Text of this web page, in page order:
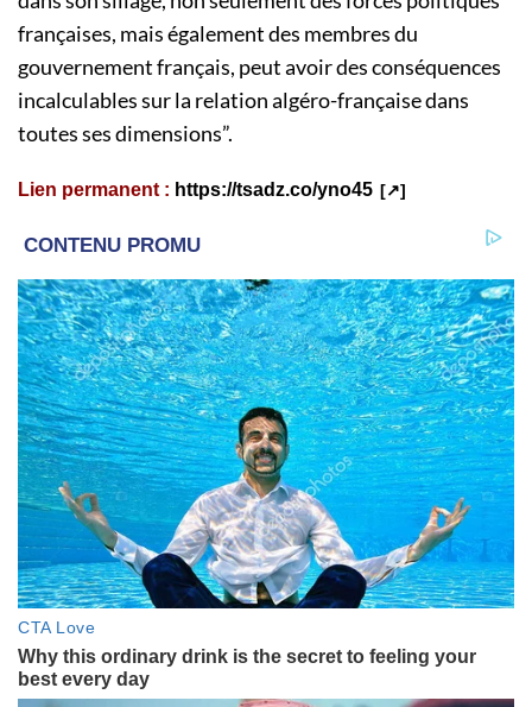
françaises, mais également des membres du
gouvernement français, peut avoir des conséquences
incalculables sur la relation algéro-française dans
toutes ses dimensions”.
Lien permanent : https://tsadz.co/yno45